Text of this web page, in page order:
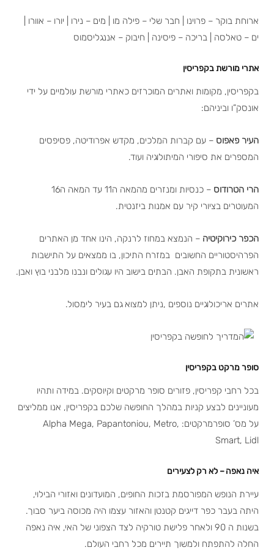
ארוחת בוקר – פרוינו | חבר שלי – פילה מו | מים – נירו | יורו – אוורו |
ים – טאלסה | בריכה – פיסינה | חיבוק – אננגליסמוס
אתרי מורשת בקפריסין
בקפריסין, מקומות ואתרים המוכרזים כאתרי מורשת עולמיים על ידי
אונסק”ו וביניהם:
העיר פאפוס – עם קברות המלכים, מקדש אפרודיטה, פסיפסים
המספרים את סיפורי המיתולוגיה ועוד.
הרי הטרודוס
– כנסיות ומנזרים מהמאה ה11 עד המאה ה16
המעוטרים בציורי קיר עם אמנות ביזנטית.
הכפר כירוקיטיה – הנמצא במחוז לרנקה, הינו אחד מן האתרים
הפרהיסטוריים החשובים במזרח התיכון, בו ממצאים על התישבות
ראשונית בתקופת האבן. הבתים בישוב היו עגולים ונבנו מלבני בוץ ואבן.
אתרים אריכולוגיים נוספים ,ניתן למצוא גם בעיר לימסול.
סופר מרקט בקפריסין
בכל רחבי קפריסין, פזורים סופר מרקטים וקיוסקים. במידה ותהיו
מעוניינים לבצע קניות במהלך החופשה שלכם בקפריסין, אנו ממליצים
על מס’ סופרמרקטים: Alpha Mega, Papantoniou, Metro,
Smart, Lidl
איה נאפה– לא רק לצעירים
עיירת הנופש המפורסמת בזכות החופים, המועדונים ואזורי הבילוי,
היתה בעבר כפר דייגים קטנטן והאזור עצמו היה מכוסה ביער סבוך.
בשנות ה 90 ולאחר פלישת טורקיה לצד הצפוני של האי, איה נאפה
החלה להתפתח ולמשוך תיירים מכל רחבי העולם.